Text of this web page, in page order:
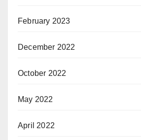
February 2023
December 2022
October 2022
May 2022
April 2022